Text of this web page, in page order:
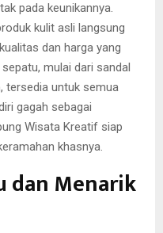
pada keunikannya.
kulit asli langsung
dan harga yang
mulai dari sandal
tersedia untuk semua
gagah sebagai
Wisata Kreatif siap
khasnya.
dan Menarik